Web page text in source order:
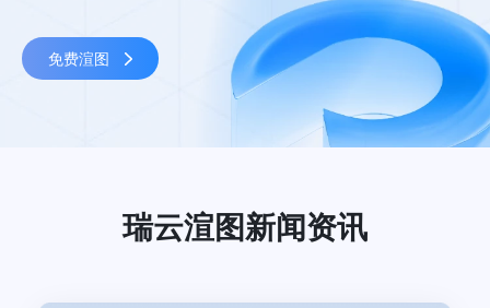
免费渲图
瑞云渲图新闻资讯